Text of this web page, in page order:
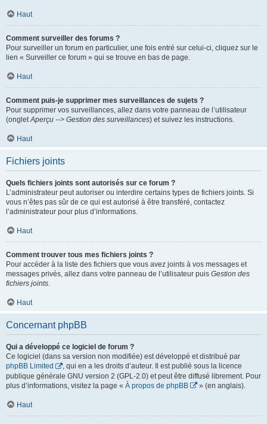
Haut
Comment surveiller des forums ?
Pour surveiller un forum en particulier, une fois entré sur celui-ci, cliquez sur le
lien « Surveiller ce forum » qui se trouve en bas de page.
Haut
Comment puis-je supprimer mes surveillances de sujets ?
Pour supprimer vos surveillances, allez dans votre panneau de l’utilisateur
(ongletAperçu --> Gestion des surveillances) et suivez les instructions.
Haut
Fichiers joints
Quels fichiers joints sont autorisés sur ce forum ?
L’administrateur peut autoriser ou interdire certains types de fichiers joints. Si
vous n’êtes pas sûr de ce qui est autorisé à être transféré, contactez
l’administrateur pour plus d’informations.
Haut
Comment trouver tous mes fichiers joints ?
Pour accéder à la liste des fichiers que vous avez joints à vos messages et
messages privés, allez dans votre panneau de l’utilisateur puis Gestion des
fichiers joints.
Haut
Concernant phpBB
Qui a développé ce logiciel de forum ?
Ce logiciel (dans sa version non modifiée) est développé et distribué par
phpBB Limited
, qui en a les droits d’auteur. Il est publié sous la licence
publique générale GNU version 2 (GPL-2.0) et peut être diffusé librement. Pour
plus d’informations, visitez la page « À propos de phpBB » (en anglais).
Haut